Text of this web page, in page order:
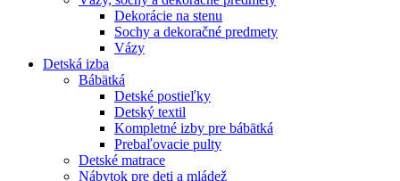
Dekorácie na stenu
Sochy a dekoračné predmety
Vázy
Detská izba
Bábätká
Detské postieľky
Detský textil
Kompletné izby pre bábätká
Prebaľovacie pulty
Detské matrace
Nábytok pre deti a mládež